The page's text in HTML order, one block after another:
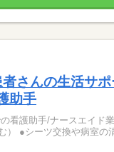
さんの生活サ
助手
手/ナースエイド業務 ●入院患者様
） ●シーツ交換や病室の